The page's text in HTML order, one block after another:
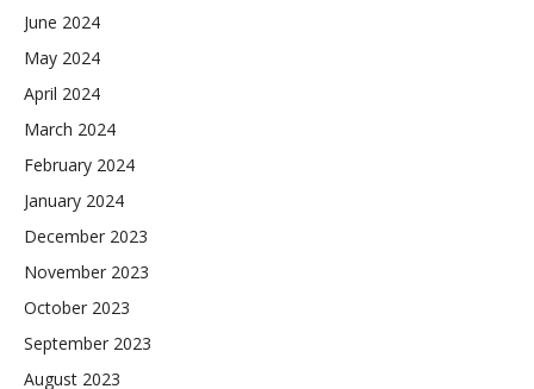
June 2024
May 2024
April 2024
March 2024
February 2024
January 2024
December 2023
November 2023
October 2023
September 2023
August 2023